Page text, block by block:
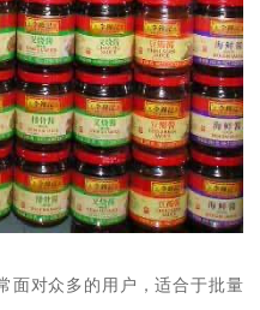
面对众多的用户，适合于批量